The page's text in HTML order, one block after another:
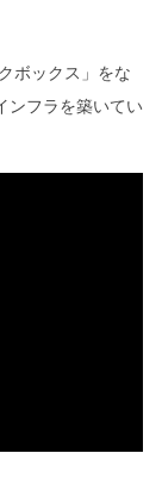
ボックス」をな
ンフラを築いてい